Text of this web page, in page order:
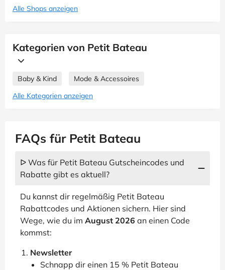
Alle Shops anzeigen
Kategorien von Petit Bateau
Baby & Kind
Mode & Accessoires
Alle Kategorien anzeigen
FAQs für Petit Bateau
ᐅ Was für Petit Bateau Gutscheincodes und
Rabatte gibt es aktuell?
Du kannst dir regelmäßig Petit Bateau
Rabattcodes und Aktionen sichern. Hier sind
Wege, wie du im August 2026 an einen Code
kommst:
Newsletter
Schnapp dir einen 15 % Petit Bateau